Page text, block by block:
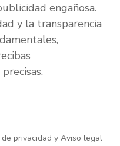
engañosa.
y la transparencia
privacidad y Aviso legal